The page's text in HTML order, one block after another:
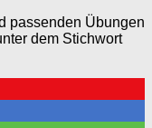
passenden Übungen
dem Stichwort